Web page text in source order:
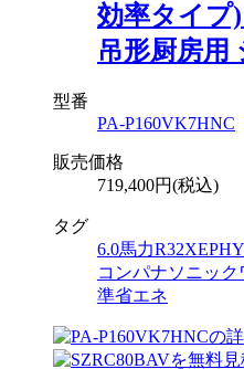
効率タイプ
吊形厨房用
型番
PA-P160VK7HNC
販売価格
719,400円(税込)
タグ
6.0馬力R32
コンパナソニック
準省エネ